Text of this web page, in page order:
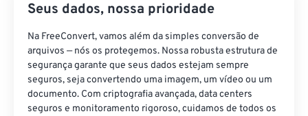
Seus dados, nossa prioridade
Na FreeConvert, vamos além da simples conversão de
arquivos — nós os protegemos. Nossa robusta estrutura de
segurança garante que seus dados estejam sempre
seguros, seja convertendo uma imagem, um vídeo ou um
documento. Com criptografia avançada, data centers
seguros e monitoramento rigoroso, cuidamos de todos os